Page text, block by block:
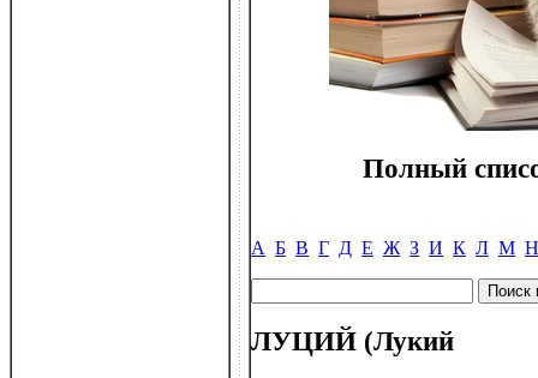
Полный
А Б В Г Д Е Ж З И К Л М Н
ЛУЦИЙ (Лукий